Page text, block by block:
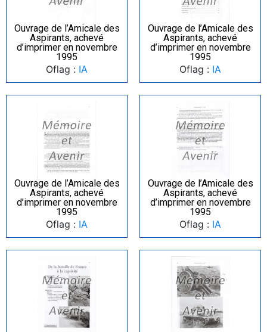
Ouvrage de l’Amicale des
Aspirants, achevé
d’imprimer en novembre
1995
Oflag : IA
Ouvrage de l’Amicale des
Aspirants, achevé
d’imprimer en novembre
1995
Oflag : IA
Ouvrage de l’Amicale des
Aspirants, achevé
d’imprimer en novembre
1995
Oflag : IA
Ouvrage de l’Amicale des
Aspirants, achevé
d’imprimer en novembre
1995
Oflag : IA